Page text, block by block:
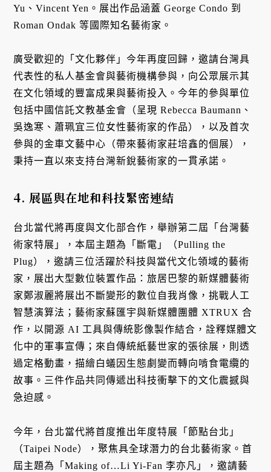
Yu、Vincent Yen。展出作品涵蓋 George Condo 到
Roman Ondak 等國際知名藝術家。
廣受歡迎的「文化夥伴」今年再度回歸，邀請台灣具
代表性的私人基金會與藝術機構參與，向公眾展示其
在文化領域的豐富成果與藝術投入。今年的參與單位
包括中國信託文教基金會（呈現 Rebecca Baumann、
吳逸寒、蕭珮宜三位女性藝術家的作品），以及首次
參與的金車文藝中心（帶來藝術家莊培鑫的個展），
秉持一直以來支持台灣新銳藝術家的一貫承諾。
4. 展區與在地和科技緊密連結
台北當代將再度與文化部合作，舉辦第二屆「台灣藝
術家特展」，本屆主題為「斷電」（Pulling the
Plug），邀請三位活躍於科技與當代文化領域的藝術
家，展出大型數位裝置作品：旅居巴黎的新媒體藝術
家鄭淑麗將展出不斷變形的數位自我肖像，挑戰人工
智慧演算法；藝術家蘇匯宇與新媒體團體 XTRUX 合
作，以開源 AI 工具與傳統影像製作結合，詮釋媒體文
化中的軍事宣傳；來自傳統紙藝世家的張徐展，則透
過定格動畫，描繪白蟻因生態劇變而轉向啃食電纜的
故事。三件作品共同傳遞出科技衝擊下的文化震撼與
急迫感。
今年，台北當代將首度推出年度特展「節點台北」
（Taipei Node），聚焦具全球潛力的台北藝術家。首
屆主題為「Making of…Li Yi-Fan 李亦凡」，邀請藝